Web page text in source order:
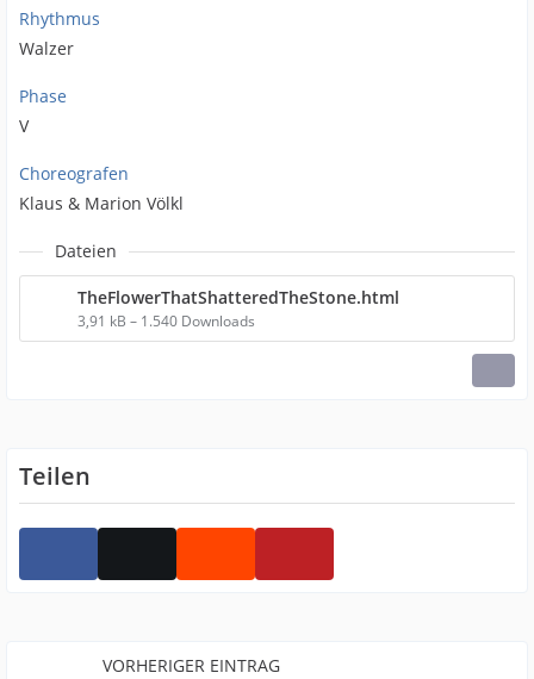
Rhythmus
Walzer
Phase
V
Choreografen
Klaus & Marion Völkl
Dateien
TheFlowerThatShatteredTheStone.html
3,91 kB – 1.540 Downloads
Teilen
VORHERIGER EINTRAG